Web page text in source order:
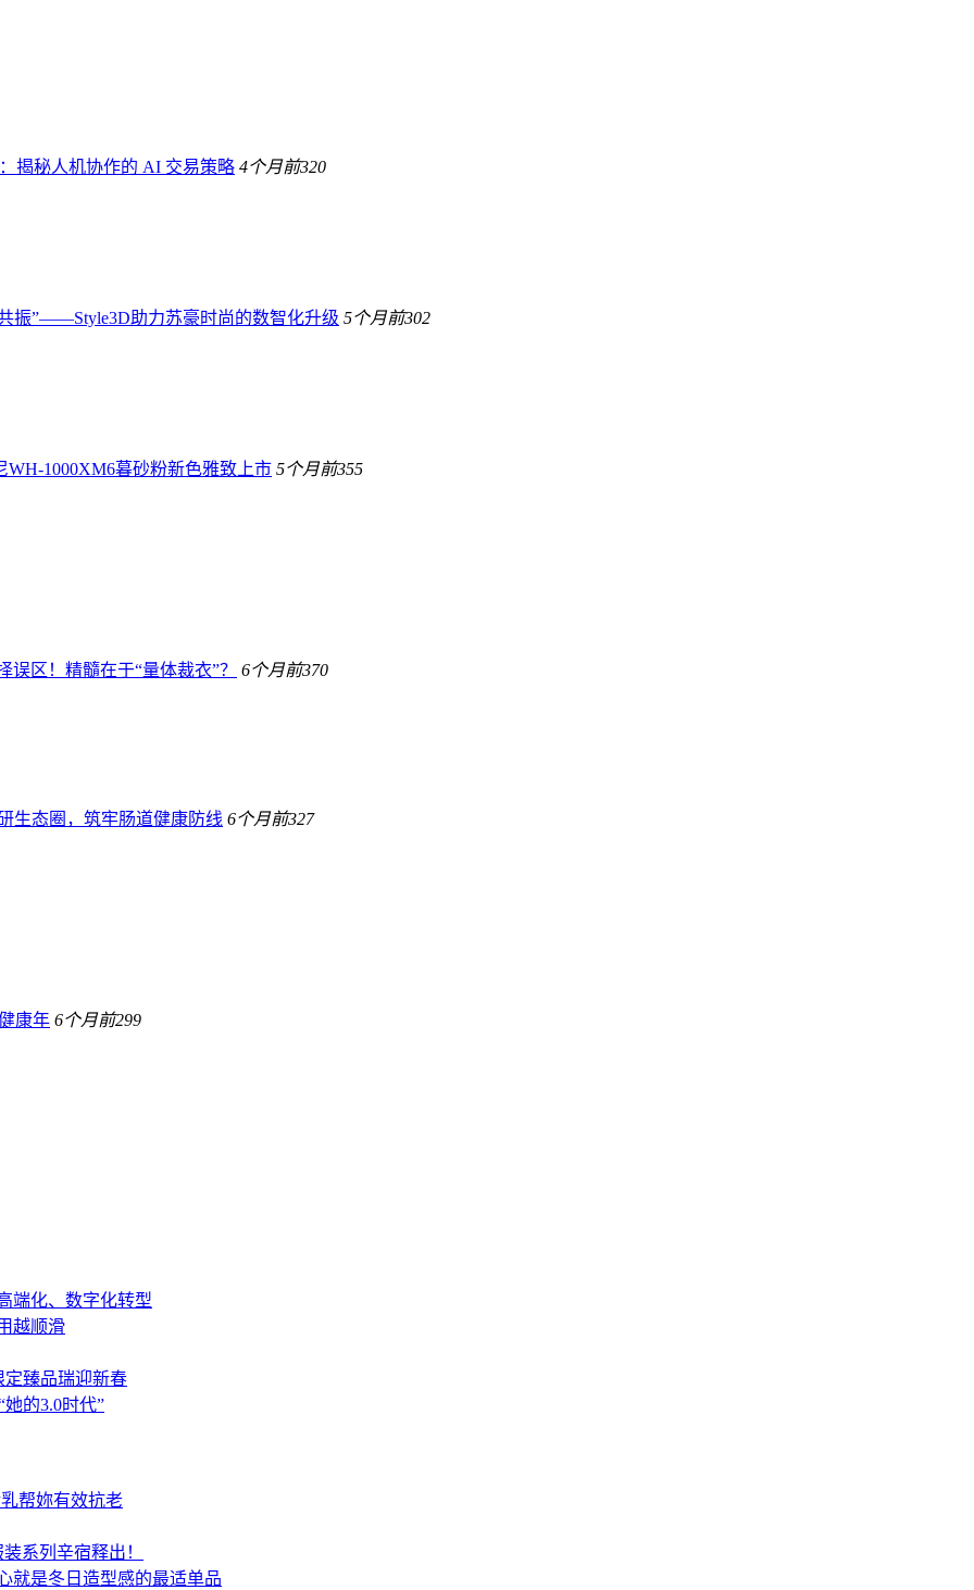
揭秘人机协作的 AI 交易策略 4个月前320
振”——Style3D助力苏豪时尚的数智化升级 5个月前302
1000XM6暮砂粉新色雅致上市 5个月前355
区！精髓在于“量体裁衣”？ 6个月前370
生态圈，筑牢肠道健康防线 6个月前327
康年 6个月前299
端化、数字化转型
越顺滑
臻品瑞迎新春
的3.0时代”
帮妳有效抗老
系列辛宿释出！
就是冬日造型感的最适单品